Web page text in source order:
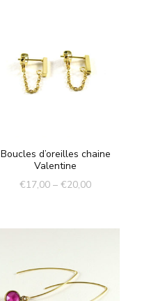
Boucles d’oreilles chaine
Valentine
€17,00 –€20,00